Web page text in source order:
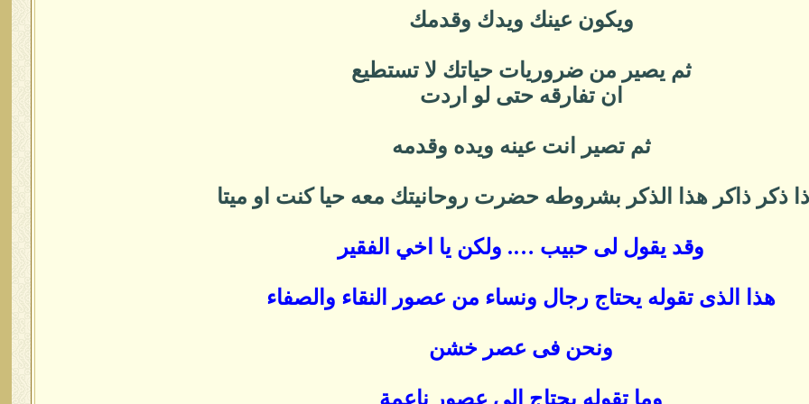
ويكون عينك ويدك وقدمك
ثم يصير من ضروريات حياتك لا تستطيع
ان تفارقه حتى لو اردت
ثم تصير انت عينه ويده وقدمه
ذكر ذاكر هذا الذكر بشروطه حضرت روحانيتك معه حيا كنت او ميتا
وقد يقول لى حبيب …. ولكن يا اخي الفقير
هذا الذى تقوله يحتاج رجال ونساء من عصور النقاء والصفاء
ونحن فى عصر خشن
وما تقوله يحتاج الى عصور ناعمة